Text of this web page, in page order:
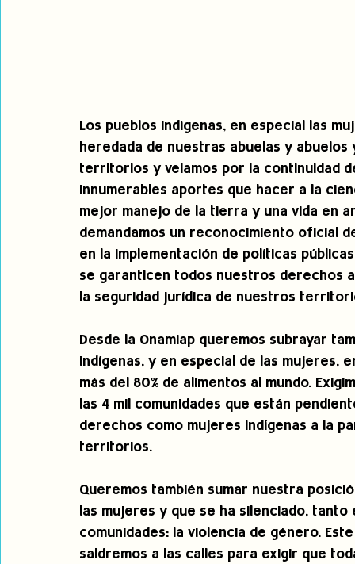
Los pueblos indígenas, en especial las
heredada de nuestras abuelas y
territorios y velamos por la continuidad
innumerables aportes que hacer a la
mejor manejo de la tierra y una vida en
demandamos un reconocimiento oficial
en la implementación de políticas
se garanticen todos nuestros derechos
la seguridad jurídica de nuestros
Desde la Onamiap queremos subrayar
indígenas, y en especial de las mujeres,
más del 80% de alimentos al mundo.
las 4 mil comunidades que están
derechos como mujeres indígenas a la
territorios.
Queremos también sumar nuestra
las mujeres y que se ha silenciado,
comunidades: la violencia de género.
saldremos a las calles para exigir que